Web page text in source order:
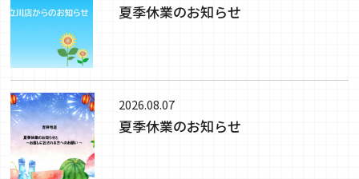
夏季休業のお知らせ
2026.08.07
夏季休業のお知らせ